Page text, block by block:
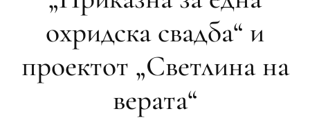
охридска свадба“ и
проектот „Светлина на
верата“